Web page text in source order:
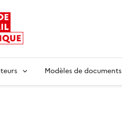
Modèles de documents